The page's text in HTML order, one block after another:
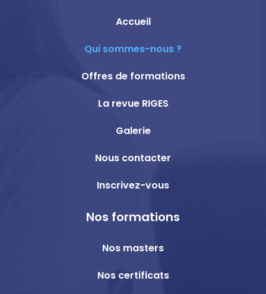
Accueil
Qui sommes-nous ?
Offres de formations
La revue RIGES
Galerie
Nous contacter
Inscrivez-vous
Nos formations
Nos masters
Nos certificats